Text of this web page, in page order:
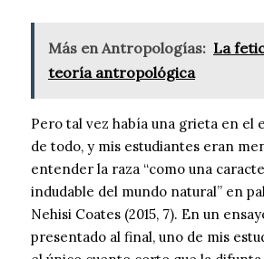
Más en Antropologías: La
teoría antropológica
Pero tal vez había una grieta en el
de todo, y mis estudiantes eran
entender la raza “como una
indudable del mundo natural” en
Nehisi Coates (2015, 7). En un
presentado al final, uno de mis